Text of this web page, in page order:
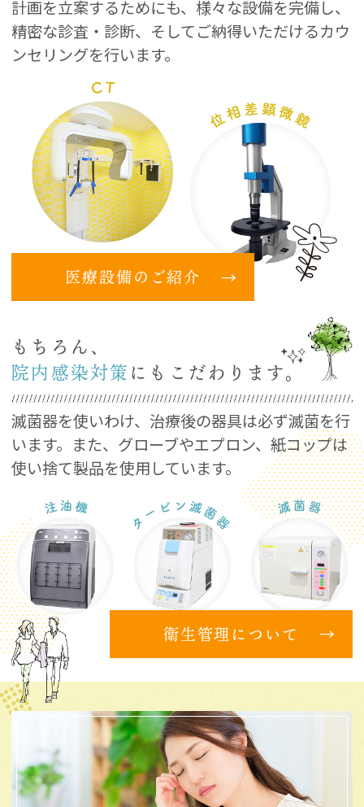
計画を立案するためにも、様々な設備を完備し、
精密な診査・診断、そしてご納得いただけるカウ
ンセリングを行います。
医療設備のご紹介
もちろん、
院内感染対策にもこだわります。
滅菌器を使いわけ、治療後の器具は必ず滅菌を行
います。 また、グローブやエプロン、紙コップは
使い捨て製品を使用しています。
衛生管理について